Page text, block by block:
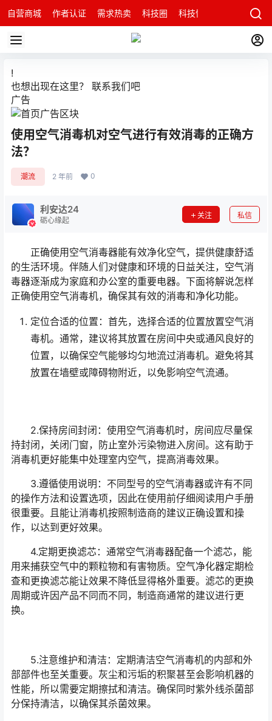
自营商城 作者认证 需求热卖 科技圈 科技快讯 智能科技问
!
也想出现在这里？ 联系我们吧
广告
使用空气消毒机对空气进行有效消毒的正确方
法？
潮流 2 年前 0
利安达24
砺心缘起
关注 私信
正确使用空气消毒器能有效净化空气，提供健康舒适
的生活环境。伴随人们对健康和环境的日益关注，空气消
毒器逐渐成为家庭和办公室的重要电器。下面将解说怎样
正确使用空气消毒机，确保其有效的消毒和净化功能。
定位合适的位置：首先，选择合适的位置放置空气消
毒机。通常，建议将其放置在房间中央或通风良好的
位置，以确保空气能够均匀地流过消毒机。避免将其
放置在墙壁或障碍物附近，以免影响空气流通。
2.保持房间封闭：使用空气消毒机时，房间应尽量保
持封闭，关闭门窗，防止室外污染物进入房间。这有助于
消毒机更好能集中处理室内空气，提高消毒效果。
3.遵循使用说明：不同型号的空气消毒器或许有不同
的操作方法和设置选项，因此在使用前仔细阅读用户手册
很重要。且能让消毒机按照制造商的建议正确设置和操
作，以达到更好效果。
4.定期更换滤芯：通常空气消毒器配备一个滤芯，能
用来捕获空气中的颗粒物和有害物质。空气净化器定期检
查和更换滤芯能让效果不降低显得格外重要。滤芯的更换
周期或许因产品不同而不同，制造商通常的建议进行更
换。
5.注意维护和清洁：定期清洁空气消毒机的内部和外
部部件也至关重要。灰尘和污垢的积聚甚至会影响机器的
性能，所以需要定期擦拭和清洁。确保同时紫外线杀菌部
分保持清洁，以确保其杀菌效果。